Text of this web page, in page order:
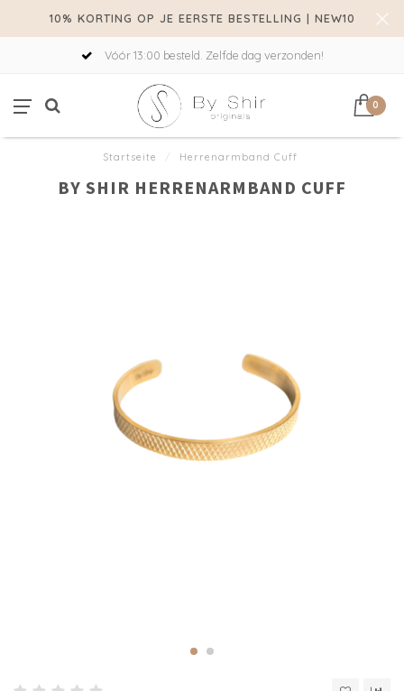
10% KORTING OP JE EERSTE BESTELLING | NEW10
Vóór 13:00 besteld. Zelfde dag verzonden!
0
Startseite / Herrenarmband Cuff
BY SHIR HERRENARMBAND CUFF